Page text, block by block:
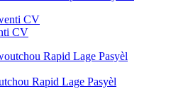
CV
Rapid Lage Pasyèl